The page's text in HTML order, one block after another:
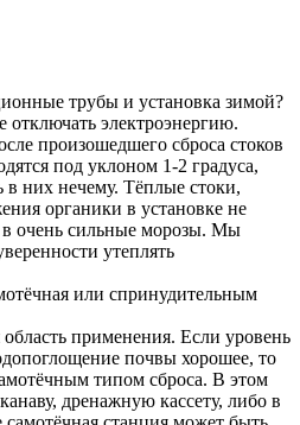
трубы и установка зимой?
отключать электроэнергию.
произошедшего сброса стоков
под уклоном 1-2 градуса,
в них нечему. Тёплые стоки,
органики в установке не
в очень сильные морозы. Мы
утеплять
или спринудительным
применения. Если уровень
почвы хорошее, то
типом сброса. В этом
дренажную кассету, либо в